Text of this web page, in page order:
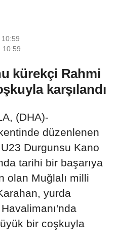
10:59
10:59
kürekçi Rahmi
karşılandı
(DHA)-
düzenlenen
Durgunsu Kano
tarihi bir başarıya
olan Muğlalı milli
yurda
bir coşkuyla